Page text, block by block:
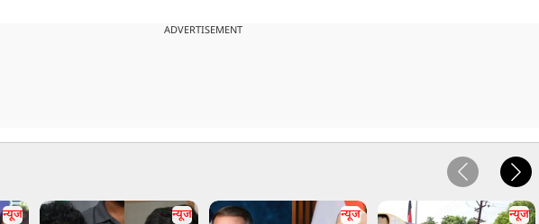
ADVERTISEMENT
न्यूज न्यूज न्यूज न्यूज